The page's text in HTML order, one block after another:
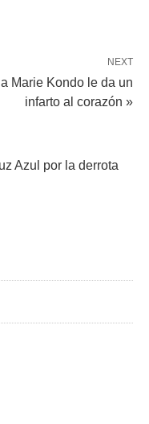
NEXT
Marie Kondo le da un
infarto al corazón »
Azul por la derrota